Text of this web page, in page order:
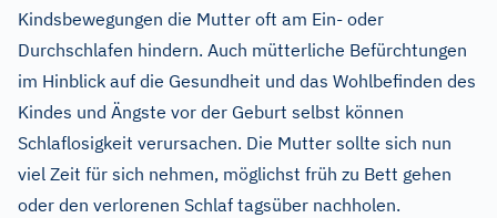
Kindsbewegungen die Mutter oft am Ein- oder
Durchschlafen hindern. Auch mütterliche Befürchtungen
im Hinblick auf die Gesundheit und das Wohlbefinden des
Kindes und Ängste vor der Geburt selbst können
Schlaflosigkeit verursachen. Die Mutter sollte sich nun
viel Zeit für sich nehmen, möglichst früh zu Bett gehen
oder den verlorenen Schlaf tagsüber nachholen.